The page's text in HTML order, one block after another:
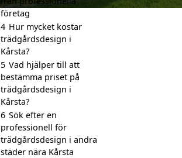
företag
4 Hur mycket kostar
trädgårdsdesign i
Kårsta?
5 Vad hjälper till att
bestämma priset på
trädgårdsdesign i
Kårsta?
6 Sök efter en
professionell för
trädgårdsdesign i andra
städer nära Kårsta